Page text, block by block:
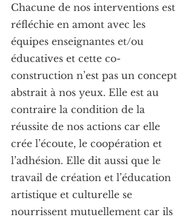
Chacune de nos interventions est
réfléchie en amont avec les
équipes enseignantes et/ou
éducatives et cette co-
construction n’est pas un concept
abstrait à nos yeux. Elle est au
contraire la condition de la
réussite de nos actions car elle
crée l’écoute, le coopération et
l’adhésion. Elle dit aussi que le
travail de création et l’éducation
artistique et culturelle se
nourrissent mutuellement car ils